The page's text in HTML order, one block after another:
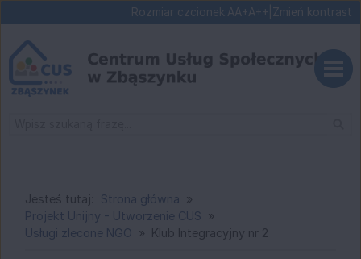
Przejdź do głównej treści Przejdź do wyszukiwarki
Rozmiar czcionek: Ustaw domyślną
AUstaw większą
A+Ustaw największą
A++ Zmień kontrast
Jesteś tutaj:
Strona główna
Projekt Unijny - Utworzenie CUS
Usługi zlecone NGO
Klub Integracyjny nr 2